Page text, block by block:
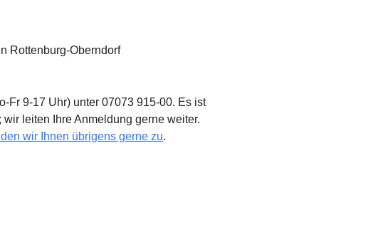
Rottenburg-Oberndorf
Fr 9-17 Uhr) unter 07073 915-00. Es ist
leiten Ihre Anmeldung gerne weiter.
wir Ihnen übrigens gerne zu.